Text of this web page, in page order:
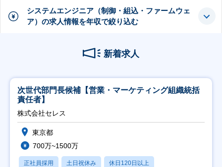
システムエンジニア（制御・組込・ファームウェ
ア）の求人情報を年収で絞り込む
新着求人
次世代部門長候補【営業・マーケティング組織統括
責任者】
株式会社セレス
東京都
700万~1500万
正社員採用 土日祝休み 休日120日以上